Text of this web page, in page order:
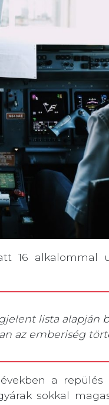
16 alkalommal
lista alapján
az emberiség
a repülés
sokkal